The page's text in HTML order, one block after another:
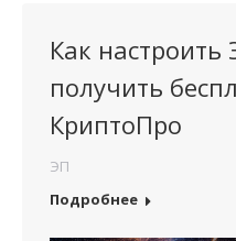
Как
получить
КриптоПро
ЭП
Подробнее